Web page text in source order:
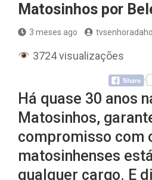
Matosinhos por
3 meses ago
3724 visualizações
Há quase 30 anos
Matosinhos,
compromisso com
matosinhenses
qualquer cargo. E